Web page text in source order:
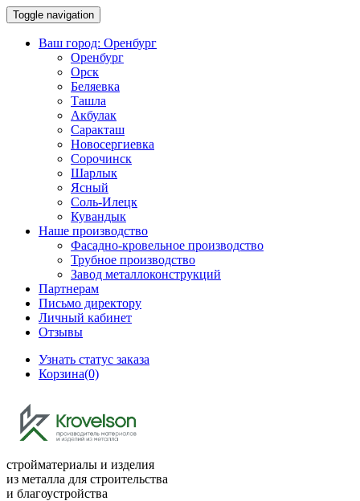
Toggle navigation
Ваш город: Оренбург
Оренбург
Орск
Беляевка
Ташла
Акбулак
Саракташ
Новосергиевка
Сорочинск
Шарлык
Ясный
Соль-Илецк
Кувандык
Наше производство
Фасадно-кровельное производство
Трубное производство
Завод металлоконструкций
Партнерам
Письмо директору
Личный кабинет
Отзывы
Узнать статус заказа
Корзина(0)
стройматериалы и изделия
из металла для строительства
и благоустройства